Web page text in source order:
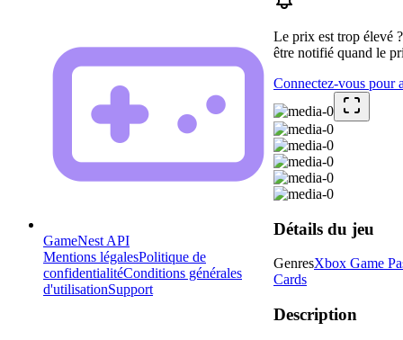
GameNest API
Mentions légalesPolitique de
confidentialitéConditions générales
d'utilisationSupport
Le prix est trop élevé
être notifié quand le
Connectez-vous pour
Détails du jeu
GenresXbox Game
Cards
Description